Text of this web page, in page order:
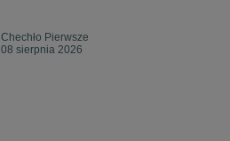
Chechło Pierwsze
08 sierpnia 2026